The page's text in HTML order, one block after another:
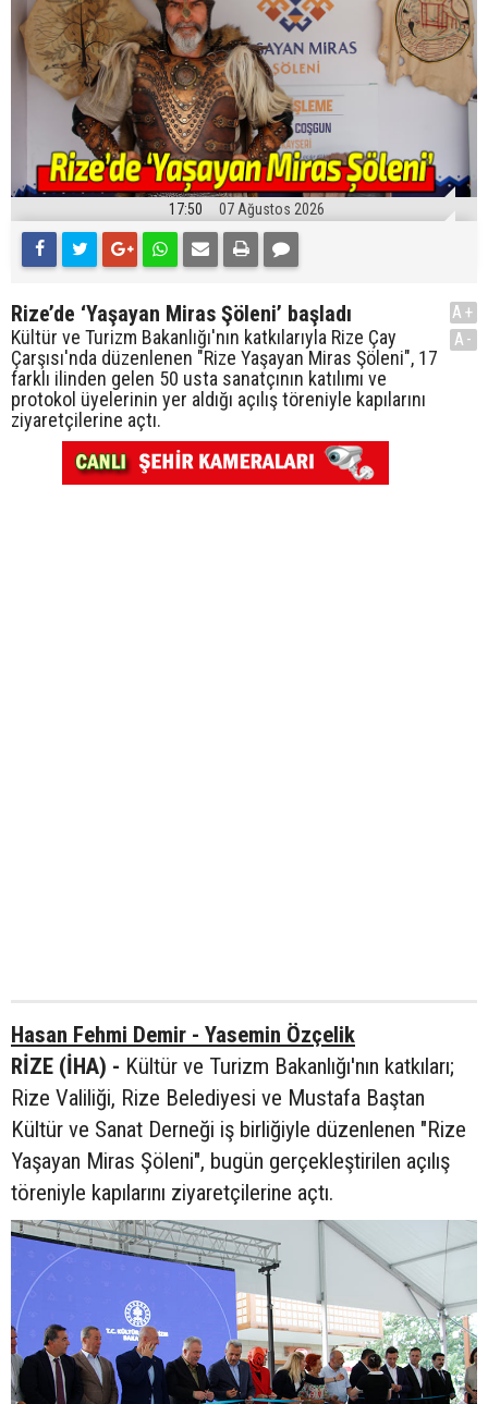
17:50 07 Ağustos 2026
Rize’de ‘Yaşayan Miras Şöleni’ başladı
Kültür ve Turizm Bakanlığı'nın katkılarıyla Rize Çay
Çarşısı'nda düzenlenen "Rize Yaşayan Miras Şöleni", 17
farklı ilinden gelen 50 usta sanatçının katılımı ve
protokol üyelerinin yer aldığı açılış töreniyle kapılarını
ziyaretçilerine açtı.
A+
A-
Hasan Fehmi Demir - Yasemin Özçelik
RİZE (İHA) - Kültür ve Turizm Bakanlığı'nın katkıları;
Rize Valiliği, Rize Belediyesi ve Mustafa Baştan
Kültür ve Sanat Derneği iş birliğiyle düzenlenen "Rize
Yaşayan Miras Şöleni", bugün gerçekleştirilen açılış
töreniyle kapılarını ziyaretçilerine açtı.